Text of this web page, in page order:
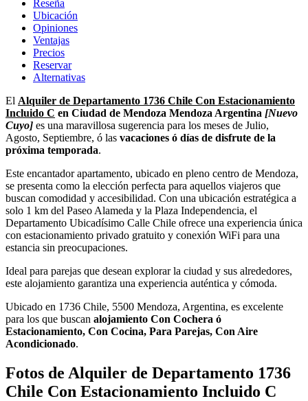
Reseña
Ubicación
Opiniones
Ventajas
Precios
Reservar
Alternativas
El Alquiler de Departamento 1736 Chile Con Estacionamiento
Incluido C en Ciudad de Mendoza Mendoza Argentina [Nuevo
Cuyo] es una maravillosa sugerencia para los meses de Julio,
Agosto, Septiembre, ó las vacaciones ó días de disfrute de la
próxima temporada.
Este encantador apartamento, ubicado en pleno centro de Mendoza,
se presenta como la elección perfecta para aquellos viajeros que
buscan comodidad y accesibilidad. Con una ubicación estratégica a
solo 1 km del Paseo Alameda y la Plaza Independencia, el
Departamento Ubicadísimo Calle Chile ofrece una experiencia única
con estacionamiento privado gratuito y conexión WiFi para una
estancia sin preocupaciones.
Ideal para parejas que desean explorar la ciudad y sus alrededores,
este alojamiento garantiza una experiencia auténtica y cómoda.
Ubicado en 1736 Chile, 5500 Mendoza, Argentina, es excelente
para los que buscan alojamiento Con Cochera ó
Estacionamiento, Con Cocina, Para Parejas, Con Aire
Acondicionado.
Fotos de Alquiler de Departamento 1736
Chile Con Estacionamiento Incluido C